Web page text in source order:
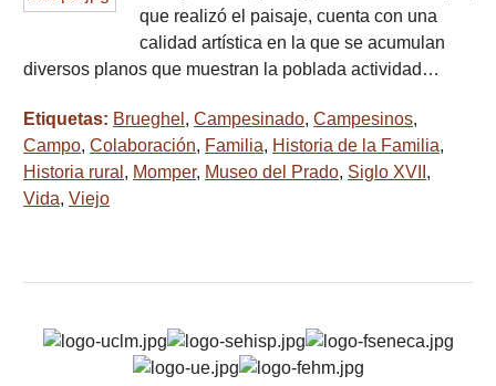
que realizó el paisaje, cuenta con una
calidad artística en la que se acumulan
diversos planos que muestran la poblada actividad…
Etiquetas: Brueghel , Campesinado, Campesinos,
Campo, Colaboración, Familia, Historia de la Familia,
Historia rural , Momper, Museo del Prado, Siglo XVII ,
Vida, Viejo